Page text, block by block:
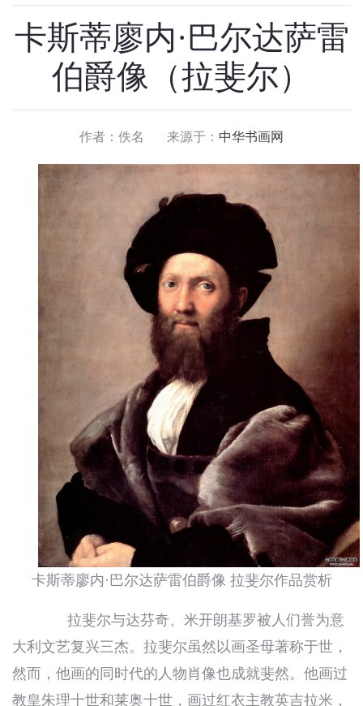
卡斯蒂廖内·巴尔达萨雷
伯爵像（拉斐尔）
作者：佚名 来源于： 中华书画网
卡斯蒂廖内·巴尔达萨雷伯爵像 拉斐尔作品赏析
拉斐尔与达芬奇、米开朗基罗被人们誉为意
大利文艺复兴三杰。拉斐尔虽然以画圣母著称于世，
然而，他画的同时代的人物肖像也成就斐然。他画过
教皇朱理十世和莱奥十世，画过红衣主教英吉拉米，